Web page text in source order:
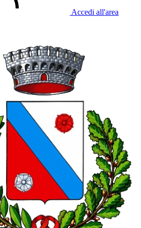
Accedi all'area